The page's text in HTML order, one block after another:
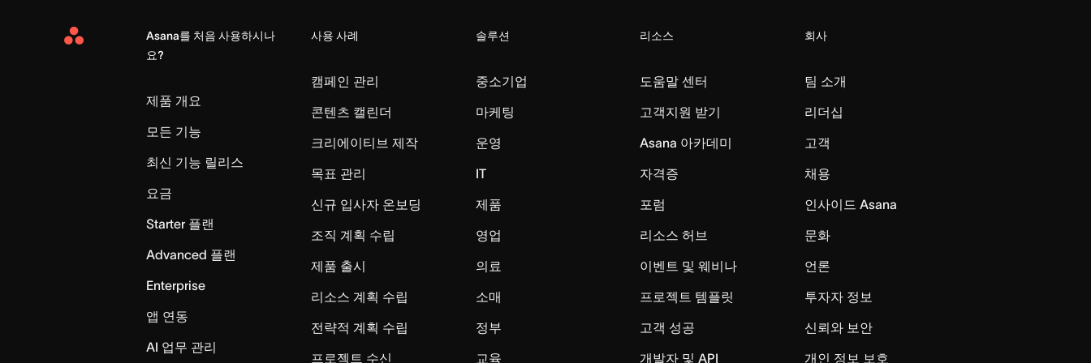
Asana
Asana를 처음 사용하시나
요?
제품 개요
모든 기능
최신 기능 릴리스
요금
Starter 플랜
Advanced 플랜
Enterprise
앱 연동
AI 업무 관리
사용 사례
캠페인 관리
콘텐츠 캘린더
크리에이티브 제작
목표 관리
신규 입사자 온보딩
조직 계획 수립
제품 출시
리소스 계획 수립
전략적 계획 수립
프로젝트 수신
솔루션
중소기업
마케팅
운영
IT
제품
영업
의료
소매
정부
교육
리소스
도움말 센터
고객지원 받기
Asana 아카데미
자격증
포럼
리소스 허브
이벤트 및 웨비나
프로젝트 템플릿
고객 성공
개발자 및 API
회사
팀 소개
리더십
고객
채용
인사이드 Asana
문화
언론
투자자 정보
신뢰와 보안
개인 정보 보호